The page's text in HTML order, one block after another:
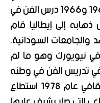
الخرطوم عام 1959. بين عامي 1963 و1966 درس الفن في
ذهابه إلى إيطاليا قام
السودانية.
في نيويورك وهو ما لم
تدريس الفن في وطنه
الأصلي. مع بدء موسم أصيلة الثقافي عام 1978 استطاع